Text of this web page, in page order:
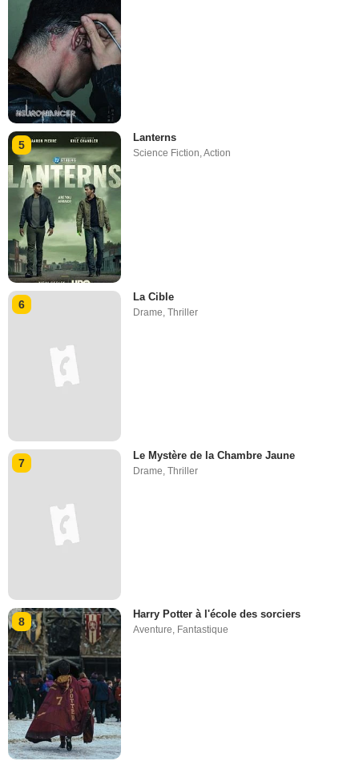
5
Lanterns
Science Fiction,Action
6
La Cible
Drame ,Thriller
7
Le Mystère de la Chambre Jaune
Drame,Thriller
8
Harry Potter à l'école des sorciers
Aventure, Fantastique